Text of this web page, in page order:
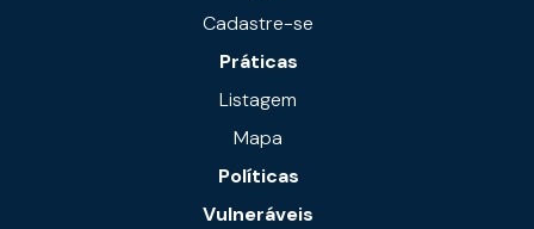
Cadastre-se
Práticas
Listagem
Mapa
Políticas
Vulneráveis